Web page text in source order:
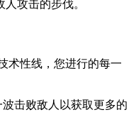
攻击的步伐。
术性线，您进行的每一
击败敌人以获取更多的